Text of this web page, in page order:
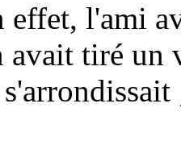
effet, l'ami
avait tiré un